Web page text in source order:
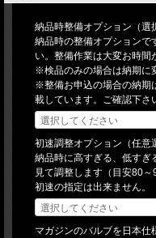
納品時整備オプション（選
納品時の整備オプションで
い。整備作業は大変お時間
※検品のみの場合は納期に
※整備お申込の場合の納期
載しています。ご確認下さ
初速調整オプション（任意
納品時に高すぎる、低すぎ
見て調整します（目安80～
初速の指定は出来ません。
マガジンのバルブを日本仕